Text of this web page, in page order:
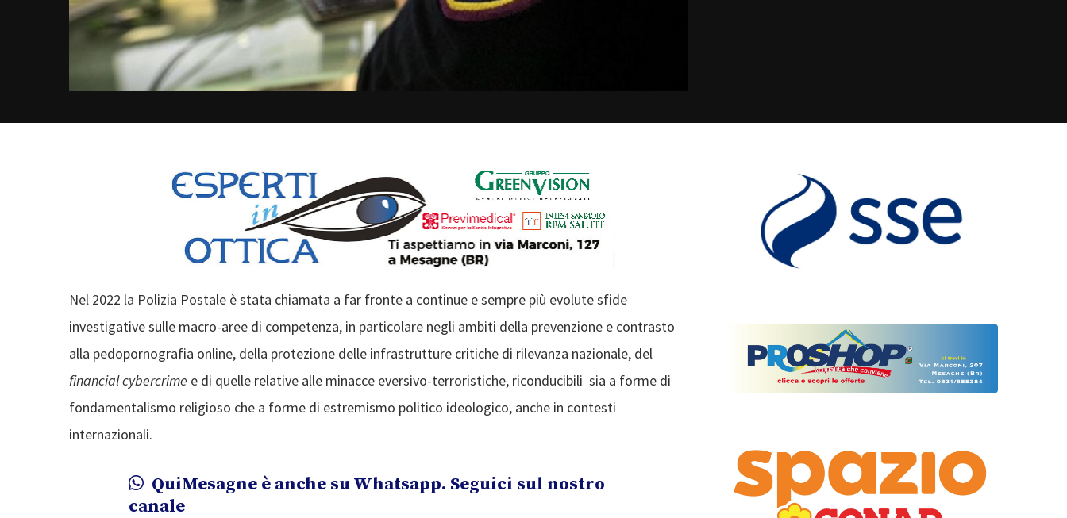
Nel 2022 la Polizia Postale è stata chiamata a far fronte a continue e sempre più evolute sfide
investigative sulle macro-aree di competenza, in particolare negli ambiti della prevenzione e contrasto
alla pedopornografia online, della protezione delle infrastrutture critiche di rilevanza nazionale, del
financial cybercrime e di quelle relative alle minacce eversivo-terroristiche, riconducibili sia a forme di
fondamentalismo religioso che a forme di estremismo politico ideologico, anche in contesti
internazionali.
QuiMesagne è anche su Whatsapp. Seguici sul nostro
canale